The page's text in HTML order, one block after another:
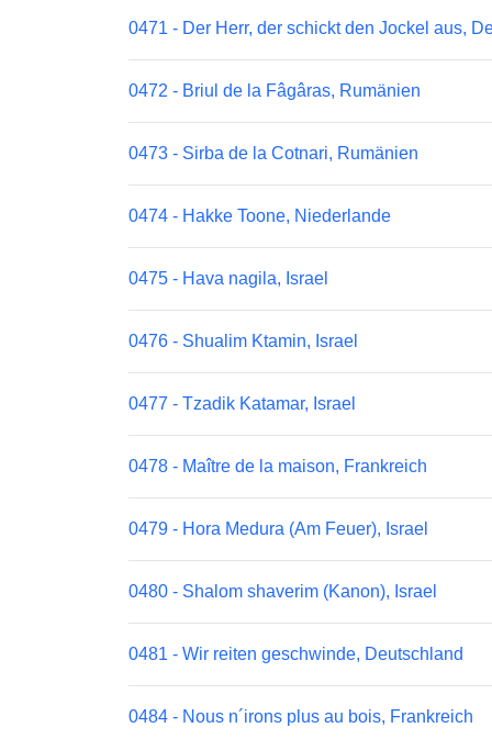
0471 - Der Herr, der schickt den Jockel aus,
0472 - Briul de la Fâgâras, Rumänien
0473 - Sirba de la Cotnari, Rumänien
0474 - Hakke Toone, Niederlande
0475 - Hava nagila, Israel
0476 - Shualim Ktamin, Israel
0477 - Tzadik Katamar, Israel
0478 - Maître de la maison, Frankreich
0479 - Hora Medura (Am Feuer), Israel
0480 - Shalom shaverim (Kanon), Israel
0481 - Wir reiten geschwinde, Deutschland
0484 - Nous n´irons plus au bois, Frankreich